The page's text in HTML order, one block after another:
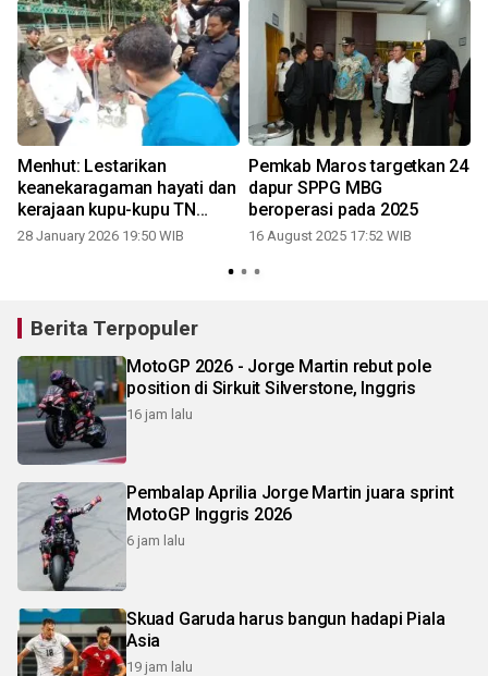
Menhut: Lestarikan
keanekaragaman hayati dan
kerajaan kupu-kupu TN
Bantimurung Bulusaraung
28 January 2026 19:50 WIB
Pemkab Maros targetkan 24
dapur SPPG MBG
beroperasi pada 2025
16 August 2025 17:52 WIB
Berita Terpopuler
MotoGP 2026 - Jorge Martin rebut pole
position di Sirkuit Silverstone, Inggris
16 jam lalu
Pembalap Aprilia Jorge Martin juara sprint
MotoGP Inggris 2026
6 jam lalu
Skuad Garuda harus bangun hadapi Piala
Asia
19 jam lalu